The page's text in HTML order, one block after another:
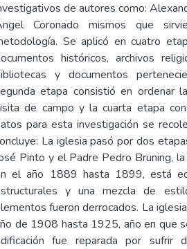
de autores como:
Coronado mismos que
Se aplicó en cuatro
históricos, archivos
y documentos
etapa consistió en ordenar
de campo y la cuarta etapa
para esta investigación se
La iglesia pasó por dos
Pinto y el Padre Pedro Bruning,
el año 1889 hasta 1899, está
y una mezcla de
fueron derrocados. La
de 1908 hasta 1925, año en que
fue reparada por sufrir